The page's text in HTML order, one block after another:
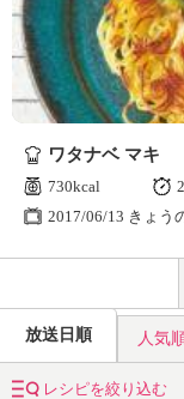
ワタナベ マキ
730kcal
2017/06/13 きょう
放送日順 人気
レシピを絞り込む